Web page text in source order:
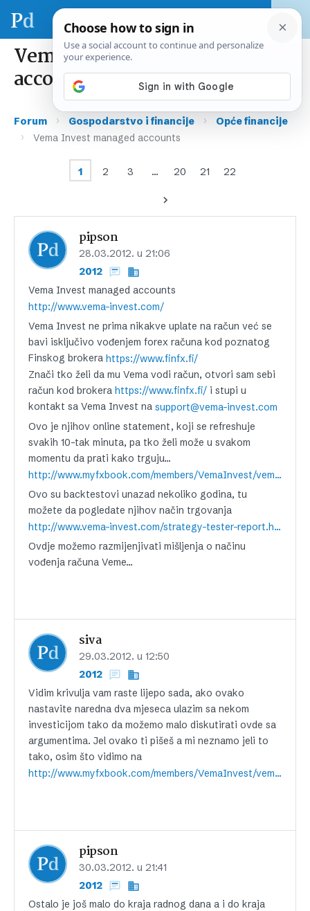
Vema Invest managed
accounts
Forum › Gospodarstvo i financije › Opće financije
› Vema Invest managed accounts
1 2 3 … 20 21 22
pipson
28.03.2012. u 21:06
2012
Vema Invest managed accounts
http://www.vema-invest.com/
Vema Invest ne prima nikakve uplate na račun već se
bavi isključivo vođenjem forex računa kod poznatog
Finskog brokera https://www.finfx.fi/
Znači tko želi da mu Vema vodi račun, otvori sam sebi
račun kod brokera https://www.finfx.fi/ i stupi u
kontakt sa Vema Invest na support@vema-invest.com
Ovo je njihov online statement, koji se refreshuje
svakih 10-tak minuta, pa tko želi može u svakom
momentu da prati kako trguju…
http://www.myfxbook.com/members/VemaInvest/vema-invest/248155
Ovo su backtestovi unazad nekoliko godina, tu
možete da pogledate njihov način trgovanja
http://www.vema-invest.com/strategy-tester-report.html
Ovdje možemo razmijenjivati mišljenja o načinu
vođenja računa Veme…
siva
29.03.2012. u 12:50
2012
Vidim krivulja vam raste lijepo sada, ako ovako
nastavite naredna dva mjeseca ulazim sa nekom
investicijom tako da možemo malo diskutirati ovde sa
argumentima. Jel ovako ti pišeš a mi neznamo jeli to
tako, osim što vidimo na
http://www.myfxbook.com/members/VemaInvest/vema-invest/248155
pipson
30.03.2012. u 21:41
2012
Ostalo je još malo do kraja radnog dana a i do kraja